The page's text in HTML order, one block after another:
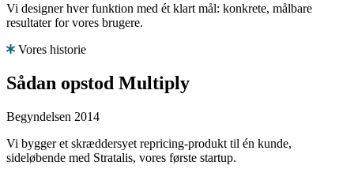
Vi designer hver funktion med ét klart mål: konkrete, målbare
resultater for vores brugere.
Vores historie
Sådan opstod Multiply
Begyndelsen 2014
Vi bygger et skræddersyet repricing-produkt til én kunde,
sideløbende med Stratalis, vores første startup.